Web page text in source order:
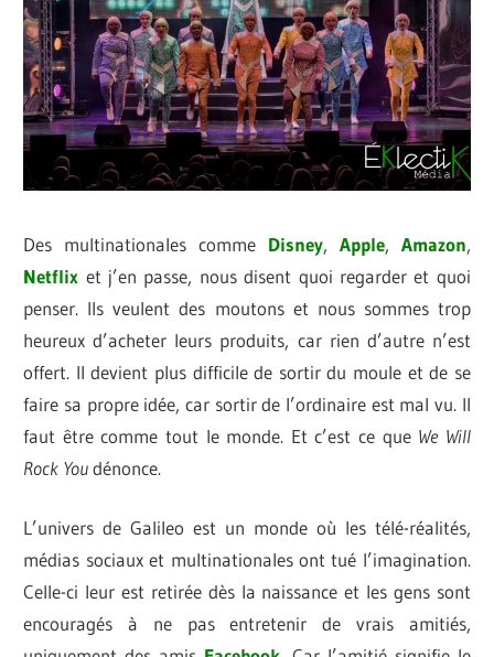
Des multinationales comme Disney, Apple, Amazon,
Netflix et j’en passe, nous disent quoi regarder et quoi
penser. Ils veulent des moutons et nous sommes trop
heureux d’acheter leurs produits, car rien d’autre n’est
offert. Il devient plus difficile de sortir du moule et de se
faire sa propre idée, car sortir de l’ordinaire est mal vu. Il
faut être comme tout le monde. Et c’est ce que We Will
Rock Youdénonce.
L’univers de Galileo est un monde où les télé-réalités,
médias sociaux et multinationales ont tué l’imagination.
Celle-ci leur est retirée dès la naissance et les gens sont
encouragés à ne pas entretenir de vrais amitiés,